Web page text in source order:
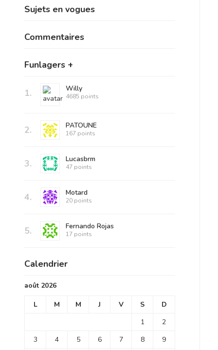
Sujets en vogues
Commentaires
Funlagers +
1. Willy
4685 points
2. PATOUNE
167 points
3. Lucasbrm
47 points
4. Motard
20 points
5. Fernando Rojas
17 points
Calendrier
août 2026
L M M J V S
D
1
2
3
4 5 6 7 8
9